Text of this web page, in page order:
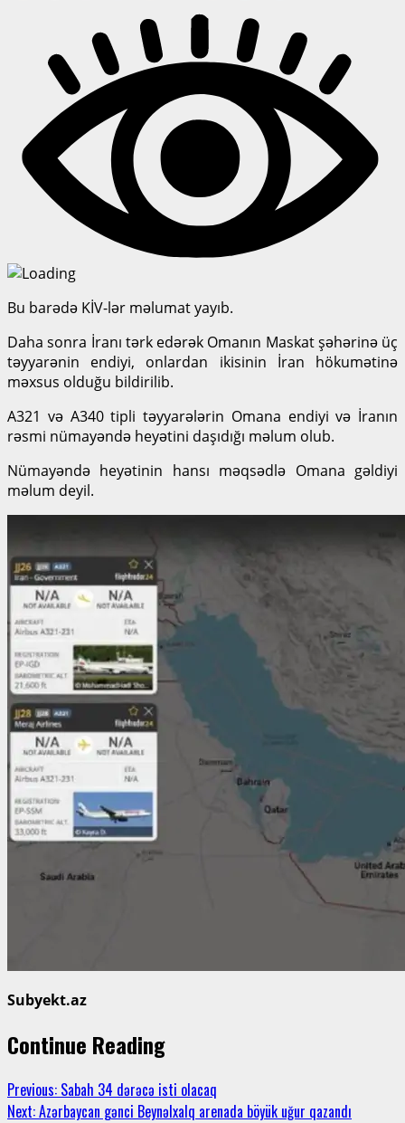
Bu barədə KİV-lər məlumat yayıb.
Daha sonra İranı tərk edərək Omanın Maskat şəhərinə üç
təyyarənin endiyi, onlardan ikisinin İran hökumətinə
məxsus olduğu bildirilib.
A321 və A340 tipli təyyarələrin Omana endiyi və İranın
rəsmi nümayəndə heyətini daşıdığı məlum olub.
Nümayəndə heyətinin hansı məqsədlə Omana gəldiyi
məlum deyil.
Subyekt.az
Continue Reading
Previous: Sabah 34 dərəcə isti olacaq
Next:Azərbaycan gənci Beynəlxalq arenada böyük uğur qazandı